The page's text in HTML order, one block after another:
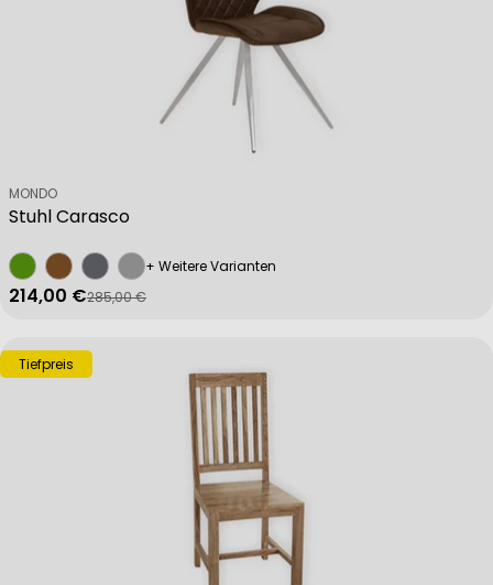
Stuhl Carasco
Verkäufer:
MONDO
+ Weitere Varianten
Verkaufspreis
214,00 €
Regulärer Preis
285,00 €
Tiefpreis